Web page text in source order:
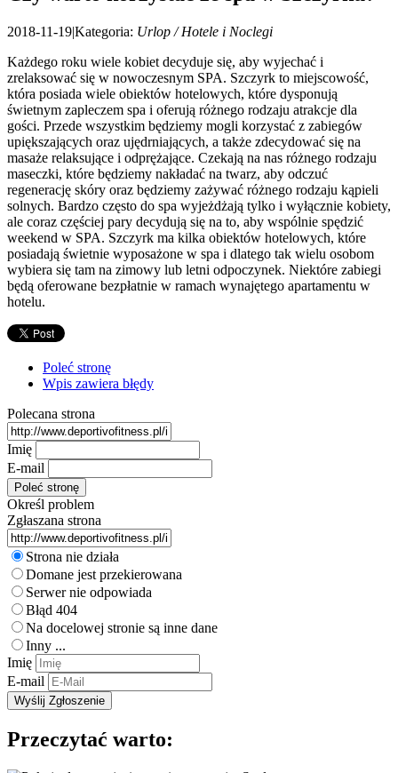
2018-11-19|Kategoria: Urlop / Hotele i Noclegi
Każdego roku wiele kobiet decyduje się, aby wyjechać i
zrelaksować się w nowoczesnym SPA. Szczyrk to miejscowość,
która posiada wiele obiektów hotelowych, które dysponują
świetnym zapleczem spa i oferują różnego rodzaju atrakcje dla
gości. Przede wszystkim będziemy mogli korzystać z zabiegów
upiększających oraz ujędrniających, a także zdecydować się na
masaże relaksujące i odprężające. Czekają na nas różnego rodzaju
maseczki, które będziemy nakładać na twarz, aby odczuć
regenerację skóry oraz będziemy zażywać różnego rodzaju kąpieli
solnych. Bardzo często do spa wyjeżdżają tylko i wyłącznie kobiety,
ale coraz częściej pary decydują się na to, aby wspólnie spędzić
weekend w SPA. Szczyrk ma kilka obiektów hotelowych, które
posiadają świetnie wyposażone w spa i dlatego tak wielu osobom
wybiera się tam na zimowy lub letni odpoczynek. Niektóre zabiegi
będą oferowane bezpłatnie w ramach wynajętego apartamentu w
hotelu.
Poleć stronę
Wpis zawiera błędy
Polecana strona
Imię
E-mail
Określ problem
Zgłaszana strona
Strona nie działa
Domane jest przekierowana
Serwer nie odpowiada
Błąd 404
Na docelowej stronie są inne dane
Inny ...
Imię
E-mail
Przeczytać warto: